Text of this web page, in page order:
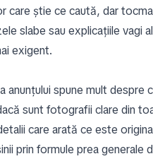
știe ce caută, dar
slabe sau explicațiile vagi
exigent.
anunțului spune mult
sunt fotografii clare din
care arată ce este
prin formule prea generale